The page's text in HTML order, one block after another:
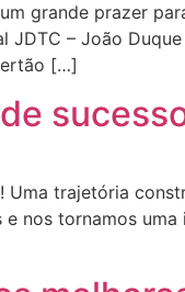
grande prazer
– João
[…]
trajetória
nos tornamos